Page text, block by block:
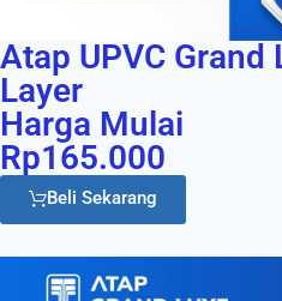
Atap UPVC Grand
Layer
Harga Mulai
Rp165.000
Beli Sekarang